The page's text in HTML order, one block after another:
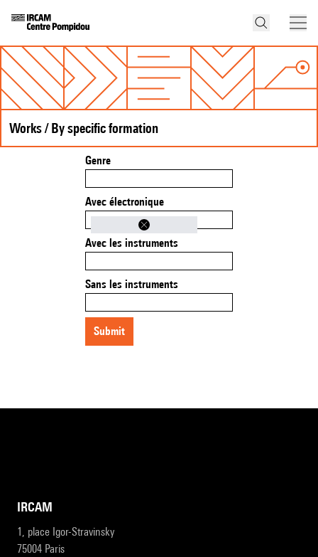
Works / By specific formation
Genre
Avec électronique
Avec les instruments
Sans les instruments
submit
IRCAM
1, place Igor-Stravinsky
75004 Paris